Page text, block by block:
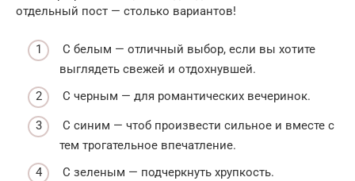
отдельный пост — столько вариантов!
С белым — отличный выбор, если вы хотите
выглядеть свежей и отдохнувшей.
С черным — для романтических вечеринок.
С синим — чтоб произвести сильное и вместе с
тем трогательное впечатление.
С зеленым — подчеркнуть хрупкость.